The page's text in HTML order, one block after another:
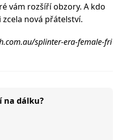
vám rozšíří obzory. A kdo
nová přátelství.
splinter-era-female-fri
na dálku?